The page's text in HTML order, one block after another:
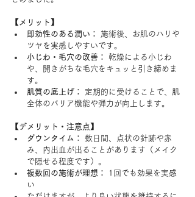
【メリット】
即効性のある潤い：
施術後、お肌のハリや
ツヤを実感しやすいです。
小じわ・毛穴の改善：
乾燥による小じわ
や、開きがちな毛穴をキュッと引き締めま
す。
肌質の底上げ：
定期的に受けることで、肌
全体のバリア機能や弾力が向上します。
【デメリット・注意点】
ダウンタイム：
数日間、点状の針跡や赤
み、内出血が出ることがあります（メイク
で隠せる程度です）。
複数回の施術が理想：
1回でも効果を実感
い